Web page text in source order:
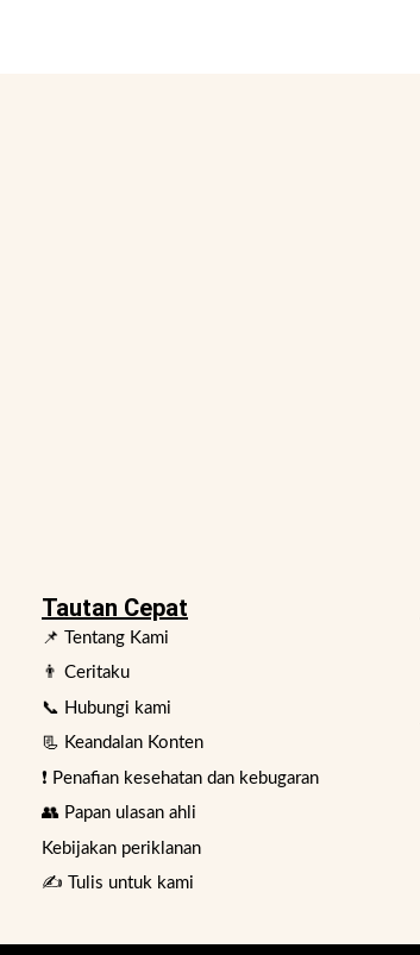
Tautan Cepat
📌 Tentang Kami
👨 Ceritaku
📞 Hubungi kami
📃 Keandalan Konten
❗ Penafian kesehatan dan kebugaran
👥 Papan ulasan ahli
Kebijakan periklanan
✍️ Tulis untuk kami